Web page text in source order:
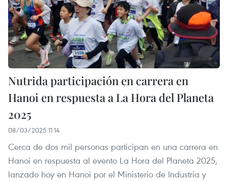
Nutrida participación en carrera en
Hanoi en respuesta a La Hora del Planeta
2025
08/03/2025 11:14
Cerca de dos mil personas participan en una carrera en
Hanoi en respuesta al evento La Hora del Planeta 2025,
lanzado hoy en Hanoi por el Ministerio de Industria y